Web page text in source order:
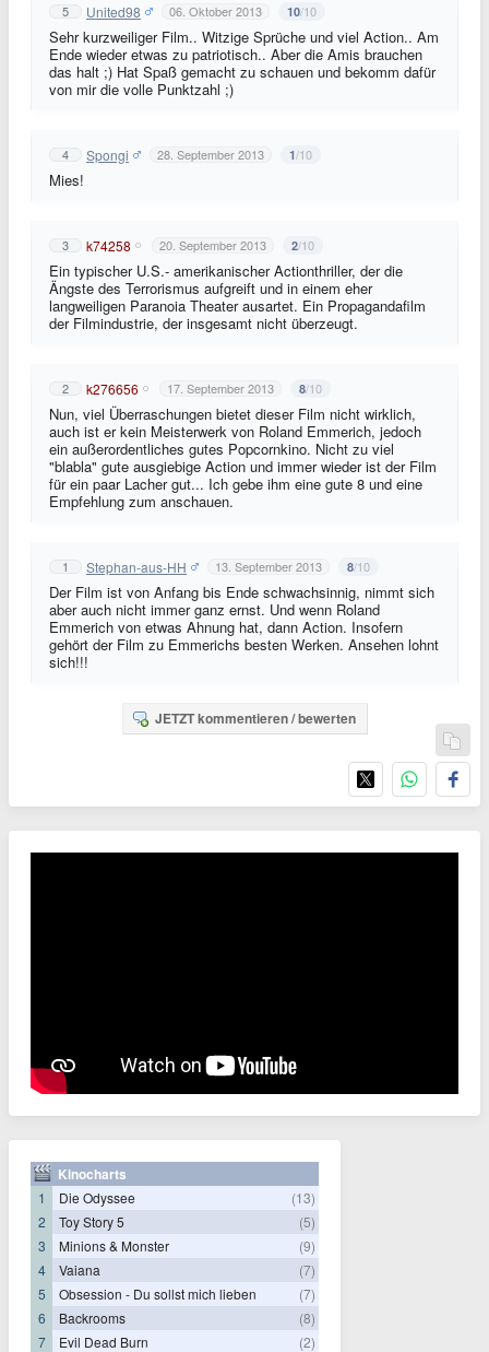
5 United98 06. Oktober 2013 10/10
Sehr kurzweiliger Film.. Witzige Sprüche und viel Action.. Am
Ende wieder etwas zu patriotisch.. Aber die Amis brauchen
das halt ;) Hat Spaß gemacht zu schauen und bekomm dafür
von mir die volle Punktzahl ;)
4 Spongi 28. September 2013 1/10
Mies!
3 k74258 20. September 2013 2/10
Ein typischer U.S.- amerikanischer Actionthriller, der die
Ängste des Terrorismus aufgreift und in einem eher
langweiligen Paranoia Theater ausartet. Ein Propagandafilm
der Filmindustrie, der insgesamt nicht überzeugt.
2 k276656 17. September 2013 8/10
Nun, viel Überraschungen bietet dieser Film nicht wirklich,
auch ist er kein Meisterwerk von Roland Emmerich, jedoch
ein außerordentliches gutes Popcornkino. Nicht zu viel
"blabla" gute ausgiebige Action und immer wieder ist der Film
für ein paar Lacher gut... Ich gebe ihm eine gute 8 und eine
Empfehlung zum anschauen.
1 Stephan-aus-HH 13. September 2013 8/10
Der Film ist von Anfang bis Ende schwachsinnig, nimmt sich
aber auch nicht immer ganz ernst. Und wenn Roland
Emmerich von etwas Ahnung hat, dann Action. Insofern
gehört der Film zu Emmerichs besten Werken. Ansehen lohnt
sich!!!
JETZT kommentieren / bewerten
Kinocharts
1 Die Odyssee
(13)
2
Toy Story 5
(5)
3
Minions & Monster
(9)
4
Vaiana
(7)
5
Obsession - Du sollst mich lieben
(7)
6
Backrooms
(8)
7
Evil Dead Burn
(2)